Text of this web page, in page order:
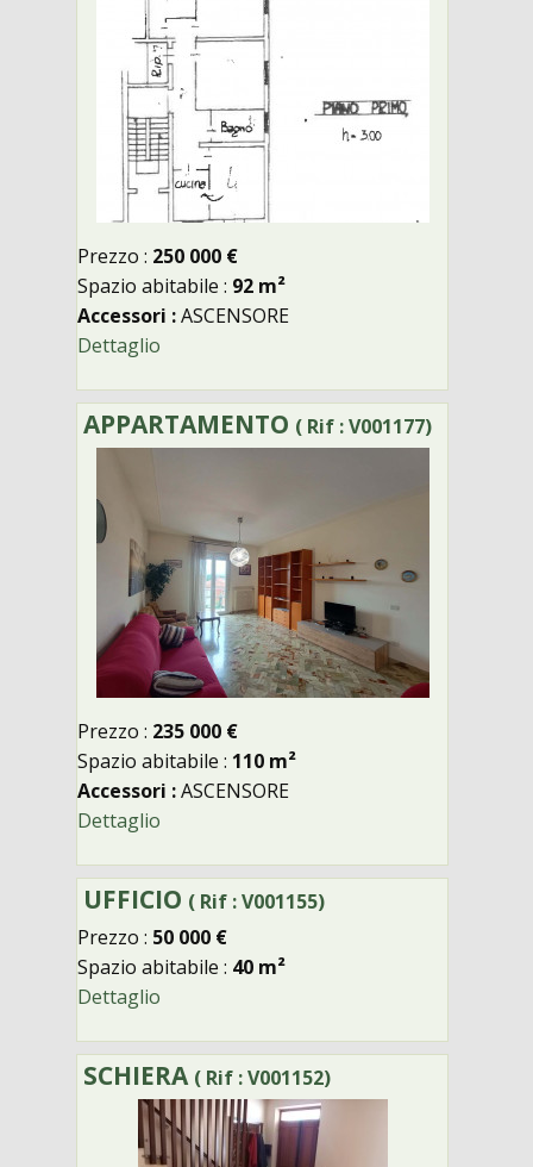
Prezzo : 250 000 €
Spazio abitabile : 92 m²
Accessori :ASCENSORE
Dettaglio
APPARTAMENTO ( Rif : V001177)
Prezzo : 235 000 €
Spazio abitabile : 110 m²
Accessori :ASCENSORE
Dettaglio
UFFICIO ( Rif : V001155)
Prezzo : 50 000 €
Spazio abitabile : 40 m²
Dettaglio
SCHIERA ( Rif : V001152)